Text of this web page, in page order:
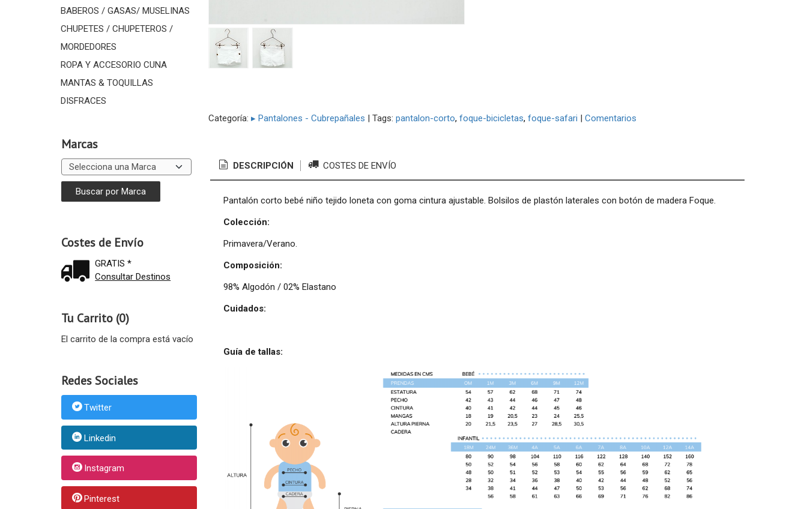
BABEROS / GASAS/ MUSELINAS
CHUPETES / CHUPETEROS /
MORDEDORES
ROPA Y ACCESORIO CUNA
MANTAS & TOQUILLAS
DISFRACES
Marcas
Costes de Envío
GRATIS *
Consultar Destinos
Tu Carrito (0)
El carrito de la compra está vacío
Redes Sociales
Twitter
Linkedin
Instagram
Pinterest
Categoría: ▸ Pantalones - Cubrepañales | Tags: pantalon-corto foque-bicicletas foque-safari | Comentarios
DESCRIPCIÓN COSTES DE ENVÍO
Pantalón corto bebé niño tejido loneta con goma cintura ajustable. Bolsilos de plastón laterales con botón de madera Foque.
Colección:
Primavera/Verano.
Composición:
98% Algodón / 02% Elastano
Cuidados:
Guía de tallas: